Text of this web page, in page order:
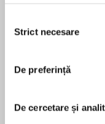
consimțământului
Strict necesare
De preferință
De cercetare și
în cunoștință de
explică modul în
încotro te îndrepți.
În acest
pentru